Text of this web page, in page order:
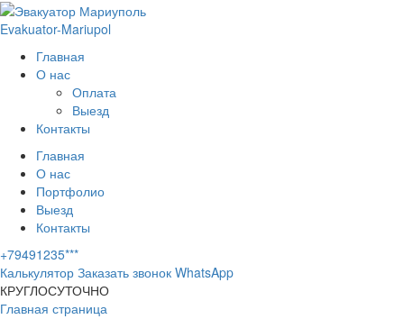
Evakuator-Mariupol
Главная
О нас
Оплата
Выезд
Контакты
Главная
О нас
Портфолио
Выезд
Контакты
+79491235***
Калькулятор Заказать звонок WhatsApp
КРУГЛОСУТОЧНО
Главная страница